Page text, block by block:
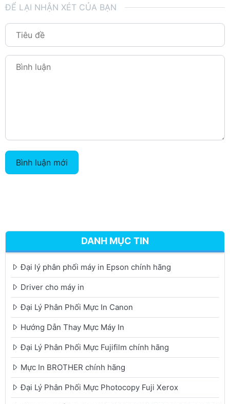
ĐỂ LẠI NHẬN XÉT CỦA BẠN
Bình luận mới
DANH MỤC TIN
Đại lý phân phối máy in Epson chính hãng
Driver cho máy in
Đại Lý Phân Phối Mực In Canon
Hướng Dẫn Thay Mực Máy In
Đại Lý Phân Phối Mực Fujifilm chính hãng
Mực In BROTHER chính hãng
Đại Lý Phân Phối Mực Photocopy Fuji Xerox